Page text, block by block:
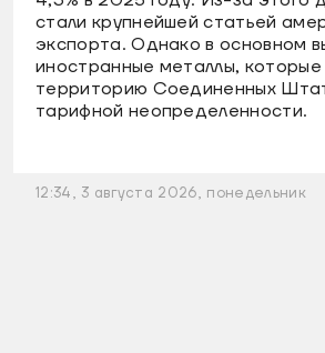
стали крупнейшей статьей
экспорта. Однако в основном
иностранные металлы, которые
территорию Соединенных
тарифной неопределенности.
12:34, 3 августа 2026, понедельник